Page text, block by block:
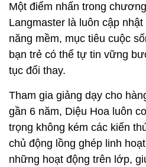
Một điểm nhấn trong
Langmaster là luôn cập
năng mềm, mục tiêu cuộc
bạn trẻ có thể tự tin vững
tục đổi thay.
Tham gia giảng dạy cho
gần 6 năm, Diệu Hoa luôn
trọng không kém các kiến
chủ động lồng ghép linh
những hoạt động trên lớp,